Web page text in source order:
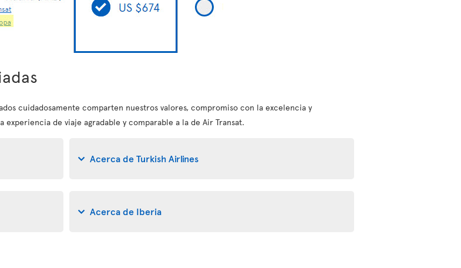
cuidadosamente comparten nuestros valores, compromiso con la excelencia y
de viaje agradable y comparable a la de Air Transat.
Acerca de Turkish Airlines
Acerca de Iberia